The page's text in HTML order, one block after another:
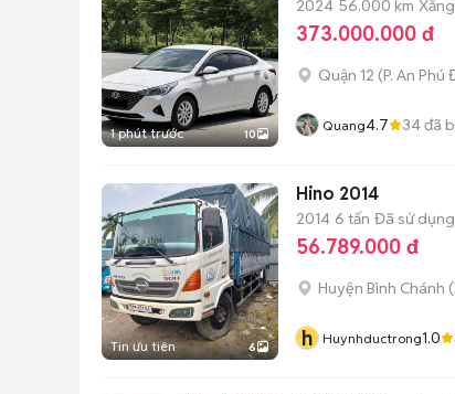
1 phút trước 10
2024 56.000 km Xăng
373.000.000 đ
Quận 12 (P. An Phú
Quang4.7 34đã
Tin ưu tiên 6
Hino 2014
2014 6 tấn Đã sử dụng
56.789.000 đ
Huyện Bình Chánh (
h Huynhductrong1.0